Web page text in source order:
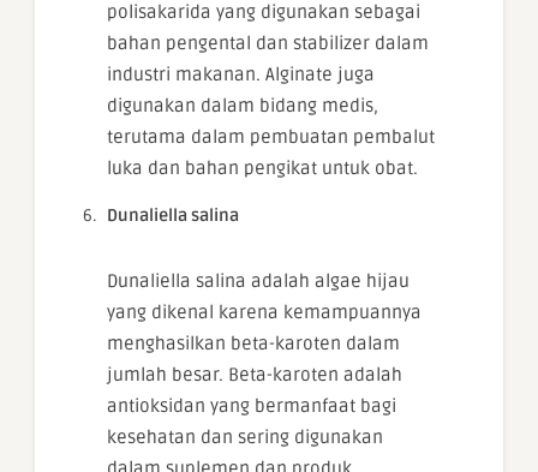
polisakarida yang digunakan sebagai
bahan pengental dan stabilizer dalam
industri makanan. Alginate juga
digunakan dalam bidang medis,
terutama dalam pembuatan pembalut
luka dan bahan pengikat untuk obat.
Dunaliella salina
Dunaliella salina adalah algae hijau
yang dikenal karena kemampuannya
menghasilkan beta-karoten dalam
jumlah besar. Beta-karoten adalah
antioksidan yang bermanfaat bagi
kesehatan dan sering digunakan